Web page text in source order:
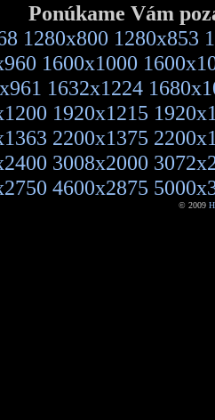
Ponúkame Vám
1280x800 1280x853
1600x1000
1632x1224
1920x1215
2200x1375
3008x2000
4600x2875
© 2009